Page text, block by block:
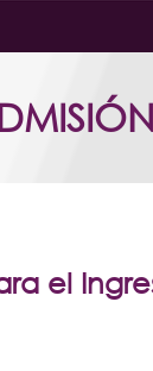
Conoce la UTP
Extensión
el